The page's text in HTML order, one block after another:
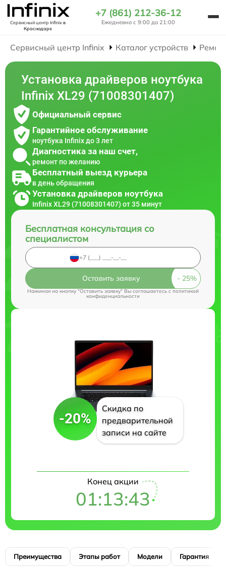
Сервисный центр Infinixв
Краснодаре
+7 (861) 212-36-12
Ежедневно с 9:00 до 21:00
Сервисный центр Infinix Каталог устройств
Установка драйверов ноутбука
Infinix XL29 (71008301407)
Официальный сервис
Гарантийное обслуживание
ноутбука Infinix до 3 лет
Диагностика за наш счет,
ремонт по желанию
Бесплатный выезд курьера
в день обращения
Установка драйверов ноутбука
Infinix XL29 (71008301407) от 35 минут
Бесплатная консультация со
специалистом
Оставить заявку
Нажимая на кнопку "Оставить заявку" Вы соглашаетесь cполитикой
конфиденциальности
-20%
Скидка по
предварительной
записи на сайте
Конец акции
01:13:42
Преимущества Этапы работ Модели Гарантия